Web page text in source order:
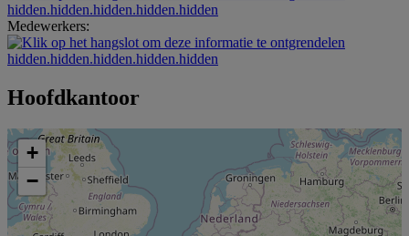
hidden.hidden.hidden.hidden.hidden
Medewerkers:
hidden.hidden.hidden.hidden.hidden
Hoofdkantoor
+
−